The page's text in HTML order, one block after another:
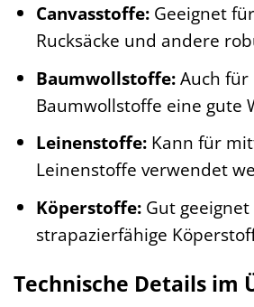
Canvasstoffe:Geeignet
Rucksäcke und andere
Baumwollstoffe:Auch für
Baumwollstoffe eine gute
Leinenstoffe:Kann für
Leinenstoffe verwendet
Köperstoffe:Gut
strapazierfähige
Technische Details im